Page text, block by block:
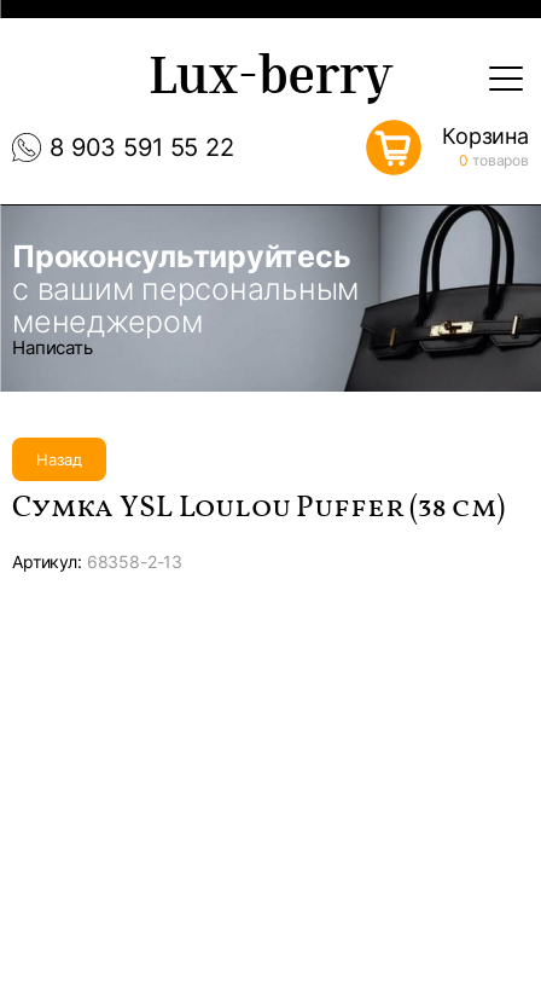
8 903 591 55 22
Lux-berry
Корзина
0 товаров
Проконсультируйтесь
с вашим персональным
менеджером
Написать
Назад
Сумка YSL Loulou Puffer (38 см)
Артикул: 68358-2-13